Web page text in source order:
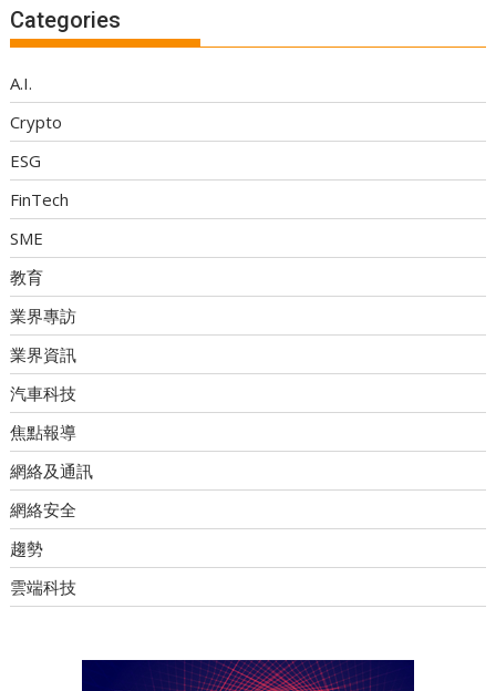
Categories
A.I.
Crypto
ESG
FinTech
SME
教育
業界專訪
業界資訊
汽車科技
焦點報導
網絡及通訊
網絡安全
趨勢
雲端科技